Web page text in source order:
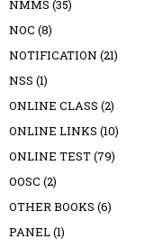
NMMS (35)
NOC (8)
NOTIFICATION (21)
NSS (1)
ONLINE CLASS (2)
ONLINE LINKS (10)
ONLINE TEST(79)
OOSC (2)
OTHER BOOKS (6)
PANEL(1)